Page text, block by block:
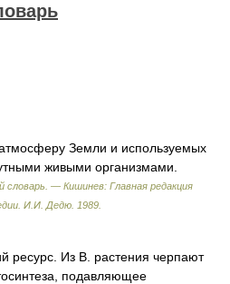
Земли и используемых
живыми организмами.
словарь. — Кишинев: Главная редакция
И.И. Дедю 1989
ресурс. Из В. растения черпают
подавляющее